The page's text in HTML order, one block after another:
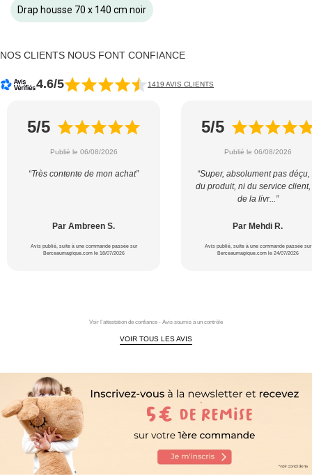
Drap housse 70 x 140 cm noir
NOS CLIENTS NOUS FONT CONFIANCE
4.6/5 1419 AVIS CLIENTS
5/5
Publié le 06/08/2026
“Très contente de mon achat”
Par Ambreen S.
Avis publié, suite à une commande passée sur
Berceaumagique.com le 18/07/2026
5/5
Publié le 06/08/2026
“Super, absolument pas déçu,
du produit, ni du service
de la livr...”
Par Mehdi R.
Avis publié, suite à une commande passée sur
Berceaumagique.com le 24/07/2026
Voir l'attestation de confiance - Avis soumis à un contrôle
VOIR TOUS LES AVIS